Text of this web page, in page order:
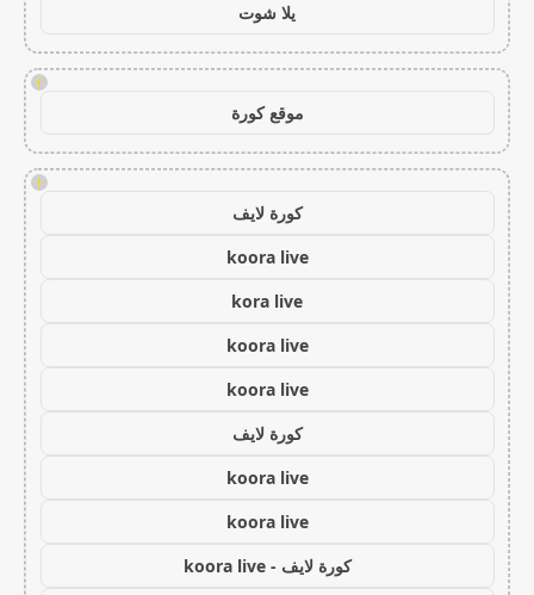
يلا شوت
!
موقع كورة
!
كورة لايف
koora live
kora live
koora live
koora live
كورة لايف
koora live
koora live
كورة لايف - koora live